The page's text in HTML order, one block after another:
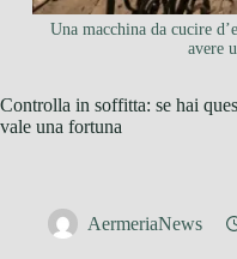
Una macchina da cucire
avere
Controlla in soffitta: se hai
vale una fortuna
AermeriaNews